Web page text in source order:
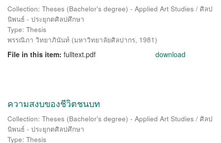
Collection: Theses (Bachelor's degree) - Applied Art Studies / ศิลป
นิพนธ์ - ประยุกตศิลปศึกษา
Type: Thesis
พรรณิภา วิทยาภินันท์ (มหาวิทยาลัยศิลปากร, 1981)
File in this item: fulltext.pdf download
ความสงบของชีวิตชนบท
Collection: Theses (Bachelor's degree) - Applied Art Studies / ศิลป
นิพนธ์ - ประยุกตศิลปศึกษา
Type: Thesis